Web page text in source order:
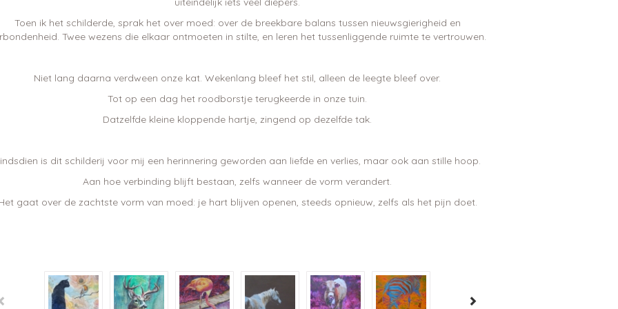
Toen ik het schilderde, sprak het over moed: over de breekbare balans tussen nieuwsgierigheid en
Twee wezens die elkaar ontmoeten in stilte, en leren het tussenliggende ruimte te vertrouwen.
Niet lang daarna verdween onze kat. Wekenlang bleef het stil, alleen de leegte bleef over.
Tot op een dag het roodborstje terugkeerde in onze tuin.
Datzelfde kleine kloppende hartje, zingend op dezelfde tak.
is dit schilderij voor mij een herinnering geworden aan liefde en verlies, maar ook aan stille hoop.
Aan hoe verbinding blijft bestaan, zelfs wanneer de vorm verandert.
gaat over de zachtste vorm van moed: je hart blijven openen, steeds opnieuw, zelfs als het pijn doet.